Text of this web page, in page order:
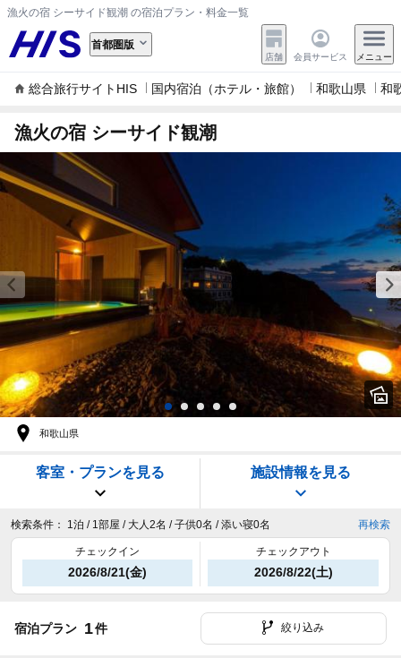
漁火の宿 シーサイド観潮 の宿泊プラン・料金一覧
首都圏版
店舗 会員サービス メニュー
総合旅行サイトHIS 国内宿泊（ホテル・旅館） 和歌山県 和
漁火の宿 シーサイド観潮
和歌山県
客室・プランを見る 施設情報を見る
検索条件： 1泊 / 1部屋 / 大人2名 / 子供0名 / 添い寝0名 再検索
チェックイン
2026/8/21(金)
チェックアウト
2026/8/22(土)
宿泊プラン 1件 絞り込み